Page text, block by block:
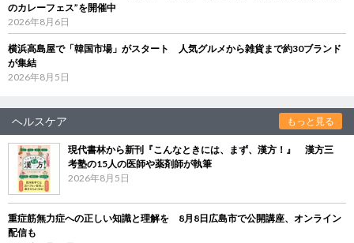
のカレーフェス”を開催中
2026年8月6日
横浜高島屋で「韓国市場」がスタート 人気グルメから雑貨まで約30ブランド
が集結
2026年8月5日
ヘルスケア もっと見る
現代書林から新刊『こんなときには、まず、漢方！』 漢方三
考塾の15人の医師や薬剤師が執筆
2026年8月5日
重症筋無力症への正しい知識と理解を 8月8日広島市で公開講座、オンライン
配信も